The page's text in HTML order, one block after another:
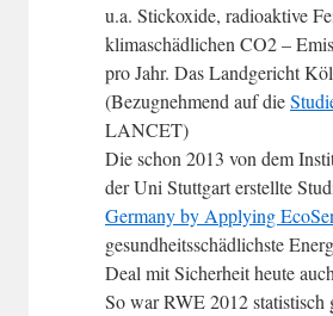
u.a. Stickoxide, radioaktive
klimaschädlichen CO2 –
pro Jahr. Das Landgericht
(Bezugnehmend auf die
LANCET)
Die schon 2013 von dem
der Uni Stuttgart erstellte
Germany by Applying
gesundheitsschädlichste
Deal mit Sicherheit heute
So war RWE 2012 statistisch